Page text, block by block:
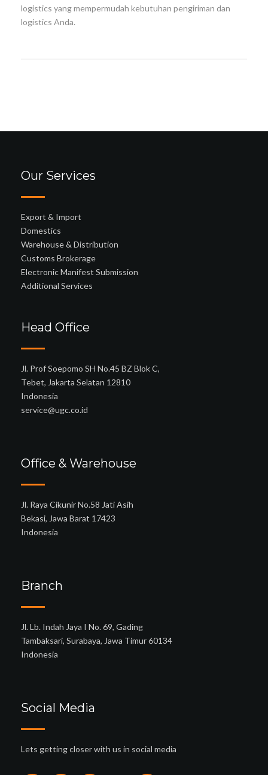
logistics yang mempermudah kebutuhan pengiriman dan
logistics Anda.
Our Services
Export & Import
Domestics
Warehouse & Distribution
Customs Brokerage
Electronic Manifest Submission
Additional Services
Head Office
Jl. Prof Soepomo SH No.45 BZ Blok C,
Tebet, Jakarta Selatan 12810
Indonesia
service@ugc.co.id
Office & Warehouse
Jl. Raya Cikunir No.58 Jati Asih
Bekasi, Jawa Barat 17423
Indonesia
Branch
Jl. Lb. Indah Jaya I No. 69, Gading
Tambaksari, Surabaya, Jawa Timur 60134
Indonesia
Social Media
Lets getting closer with us in social media